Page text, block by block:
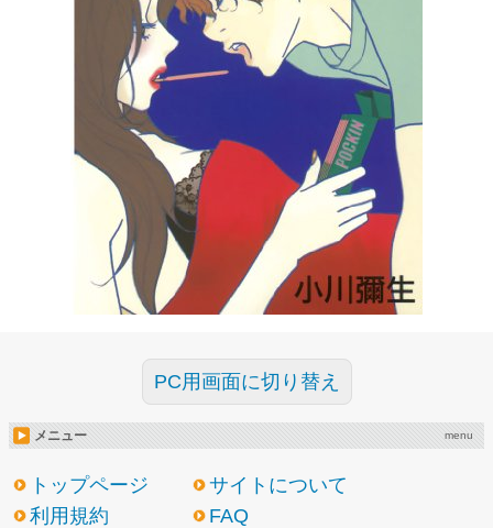
PC用画面に切り替え
メニュー menu
トップページ
サイトについて
利用規約
FAQ